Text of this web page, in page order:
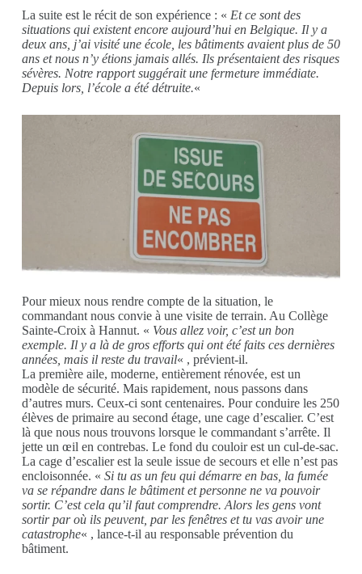
La suite est le récit de son expérience : « Et ce sont des
situations qui existent encore aujourd’hui en Belgique. Il y a
deux ans, j’ai visité une école, les bâtiments avaient plus de 50
ans et nous n’y étions jamais allés. Ils présentaient des risques
sévères. Notre rapport suggérait une fermeture immédiate.
Depuis lors, l’école a été détruite.«
Pour mieux nous rendre compte de la situation, le
commandant nous convie à une visite de terrain. Au Collège
Sainte-Croix à Hannut. « Vous allez voir, c’est un bon
exemple. Il y a là de gros efforts qui ont été faits ces dernières
années, mais il reste du travail« , prévient-il.
La première aile, moderne, entièrement rénovée, est un
modèle de sécurité. Mais rapidement, nous passons dans
d’autres murs. Ceux-ci sont centenaires. Pour conduire les 250
élèves de primaire au second étage, une cage d’escalier. C’est
là que nous nous trouvons lorsque le commandant s’arrête. Il
jette un œil en contrebas. Le fond du couloir est un cul-de-sac.
La cage d’escalier est la seule issue de secours et elle n’est pas
encloisonnée. « Si tu as un feu qui démarre en bas, la fumée
va se répandre dans le bâtiment et personne ne va pouvoir
sortir. C’est cela qu’il faut comprendre. Alors les gens vont
sortir par où ils peuvent, par les fenêtres et tu vas avoir une
catastrophe« , lance-t-il au responsable prévention du
bâtiment.